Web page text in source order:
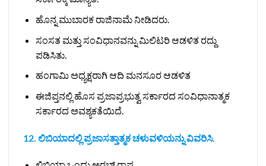
ಹೊನ್ನ ಮುಬಾರಕ ರಾಜಿನಾಮೆ ನೀಡಿದರು.
ಸಂಸತ ಮತ್ತು ಸಂವಿಧಾನವನ್ನು ಮಿಲಿಟರಿ ಆಡಳಿತ ರದ್ದು
ಪಡಿಸಿತು.
ಹಂಗಾಮಿ ಅಧ್ಯಕ್ಷರಾಗಿ ಆದಿ ಮನಸೂರ ಆಡಳಿತ
ಈಜಿಪ್ತನಲ್ಲಿ ಹೊಸ ಪ್ರಜಾಪ್ರಭುತ್ವ ಸರ್ಕಾರದ ಸಂವಿಧಾನಾತ್ಮಕ
ಸರ್ಕಾರದ ಅವಶ್ಯಕತೆಯಿದೆ.
12. ಲಿಬಿಯಾದಲ್ಲಿ ಪ್ರಜಾಸತ್ತಾತ್ಮಕ ಚಳುವಳಿಯನ್ನು ವಿವರಿಸಿ.